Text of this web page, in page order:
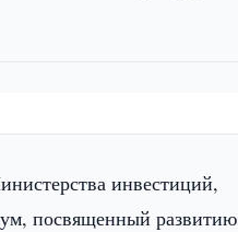
инвестиций,
посвященный развитию